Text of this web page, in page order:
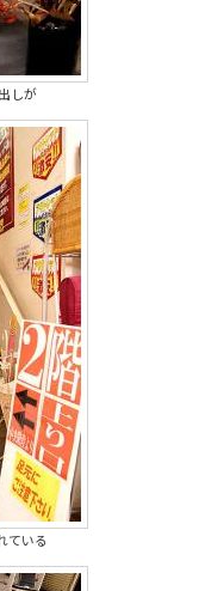
しが
ている